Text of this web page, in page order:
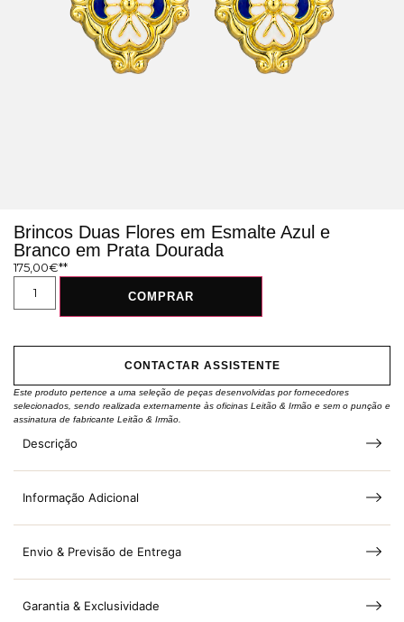
Brincos Duas Flores em Esmalte Azul e
Branco em Prata Dourada
175,00€
COMPRAR
CONTACTAR ASSISTENTE
Este produto pertence a uma seleção de peças desenvolvidas por fornecedores
selecionados, sendo realizada externamente às oficinas Leitão & Irmão e sem o punção e
assinatura de fabricante Leitão & Irmão.
Descrição
Informação Adicional
Envio & Previsão de Entrega
Garantia & Exclusividade